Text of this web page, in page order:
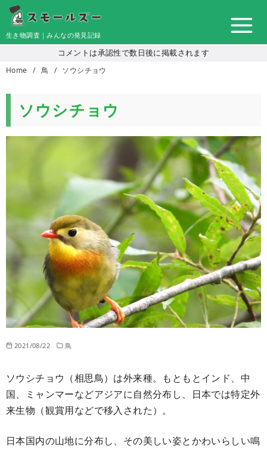
コ
テ
ツ
生き物調査｜みんなの発見記録
コメントは承認性で数日後に掲載されます
Home 鳥 ソウシチョウ
ソウシチョウ
2021/08/22 鳥
ソウシチョウ（相思鳥）は外来種。もともとインド、中
国、ミャンマーなどアジアに自然分布し、日本では特定外
来生物（観賞用などで移入された）。
日本国内の山地に分布し、その美しい姿とかわいらしい鳴